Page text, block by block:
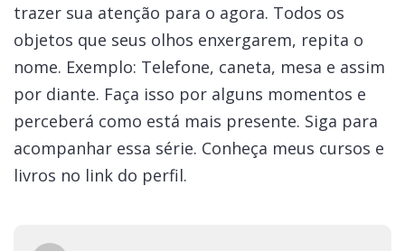
trazer sua atenção para o agora. Todos os
objetos que seus olhos enxergarem, repita o
nome. Exemplo: Telefone, caneta, mesa e assim
por diante. Faça isso por alguns momentos e
perceberá como está mais presente. Siga para
acompanhar essa série. Conheça meus cursos e
livros no link do perfil.